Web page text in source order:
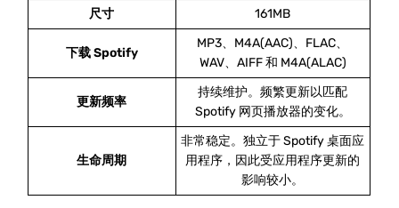
尺寸
161MB
下载 Spotify
MP3、M4A(AAC)、FLAC、
WAV、AIFF 和 M4A(ALAC)
更新频率
持续维护。频繁更新以匹配
Spotify 网页播放器的变化。
生命周期
非常稳定。独立于 Spotify 桌面应
用程序，因此受应用程序更新的
影响较小。